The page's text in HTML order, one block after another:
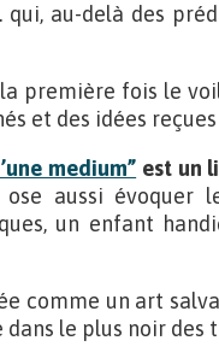
au-delà des
première fois le
et des idées reçues
medium” est un
aussi évoquer
un enfant
comme un art
le plus noir des